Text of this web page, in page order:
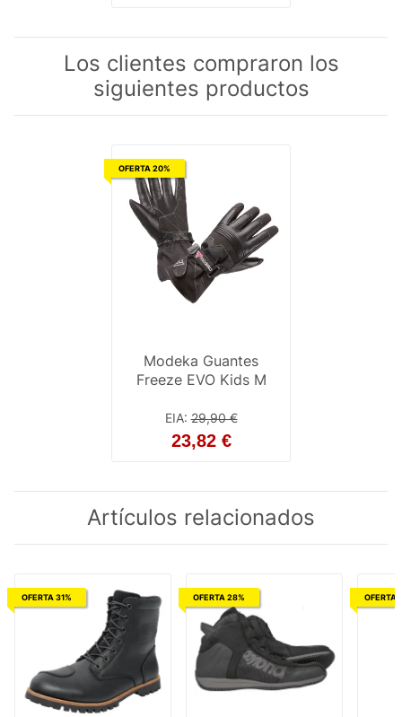
Los clientes compraron los
siguientes productos
OFERTA 20%
Modeka Guantes
Freeze EVO Kids M
EIA:29,90 €
23,82 €
Artículos relacionados
OFERTA 31% OFERTA 28% OFERTA